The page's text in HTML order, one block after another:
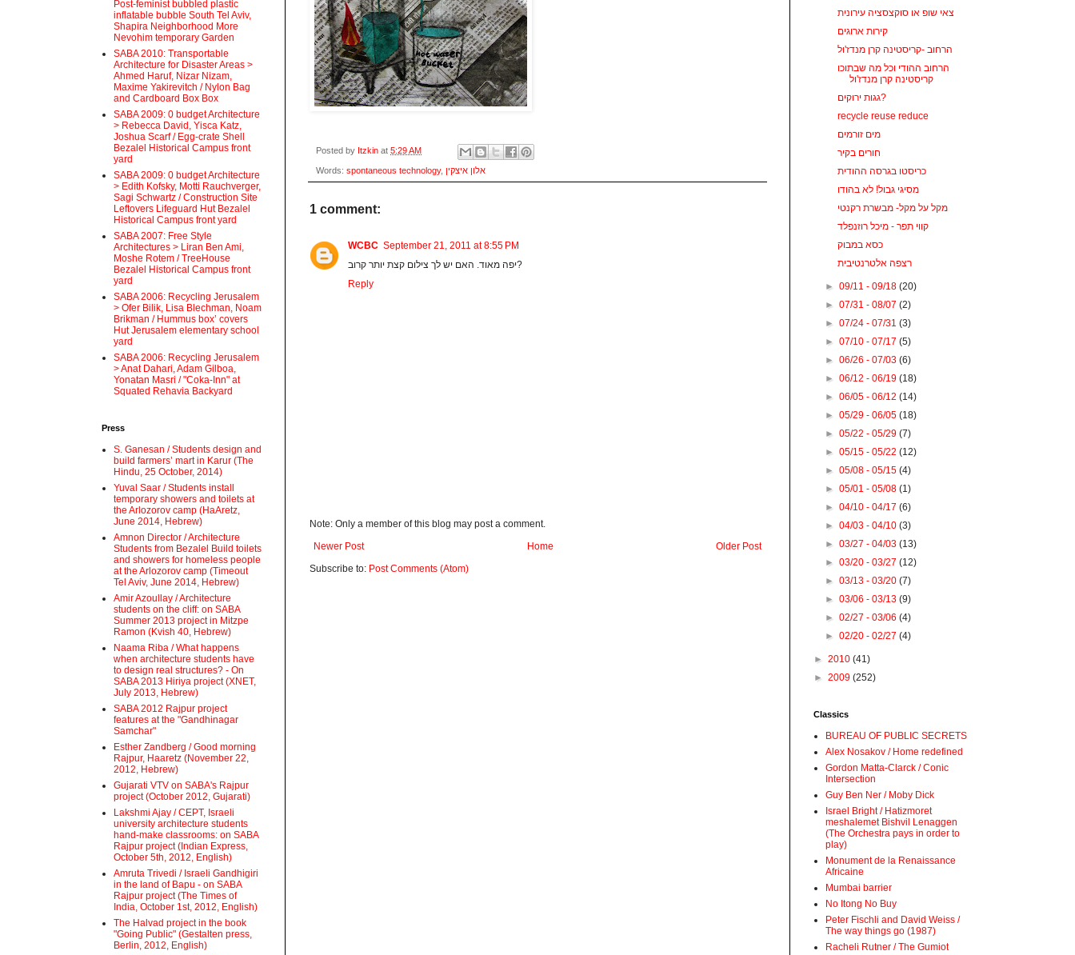
Posted by Itzkin at 5:29 AM
Words: spontaneous technology, אלון איצקין
1 comment:
WCBC September 21, 2011 at 8:55 PM
יפה מאוד. האם יש לך צילום קצת יותר קרוב?
Reply
Note: Only a member of this blog may post a comment.
Newer Post
Older Post
Home
Subscribe to: Post Comments (Atom)
Post-feminist bubbled plastic
inflatable bubble South Tel Aviv,
Shapira Neighborhood More
Nevohim temporary Garden
SABA 2010: Transportable
Architecture for Disaster Areas >
Ahmed Haruf, Nizar Nizam,
Maxime Yakirevitch / Nylon Bag
and Cardboard Box Box
SABA 2009: 0 budget Architecture
> Rebecca David, Yisca Katz,
Joshua Scarf / Egg-crate Shell
Bezalel Historical Campus front
yard
SABA 2009: 0 budget Architecture
> Edith Kofsky, Motti Rauchverger,
Sagi Schwartz / Construction Site
Leftovers Lifeguard Hut Bezalel
Historical Campus front yard
SABA 2007: Free Style
Architectures > Liran Ben Ami,
Moshe Rotem / TreeHouse
Bezalel Historical Campus front
yard
SABA 2006: Recycling Jerusalem
> Ofer Bilik, Lisa Blechman, Noam
Brikman / Hummus box’ covers
Hut Jerusalem elementary school
yard
SABA 2006: Recycling Jerusalem
> Anat Dahari, Adam Gilboa,
Yonatan Masri / "Coka-Inn" at
Squated Rehavia Backyard
Press
S. Ganesan / Students design and
build farmers’ mart in Karur (The
Hindu, 25 October, 2014)
Yuval Saar / Students install
temporary showers and toilets at
the Arlozorov camp (HaAretz,
June 2014, Hebrew)
Amnon Director / Architecture
Students from Bezalel Build toilets
and showers for homeless people
at the Arlozorov camp (Timeout
Tel Aviv, June 2014, Hebrew)
Amir Azoullay / Architecture
students on the cliff: on SABA
Summer 2013 project in Mitzpe
Ramon (Kvish 40, Hebrew)
Naama Riba / What happens
when architecture students have
to design real structures? - On
SABA 2013 Hiriya project (XNET,
July 2013, Hebrew)
SABA 2012 Rajpur project
features at the "Gandhinagar
Samchar"
Esther Zandberg / Good morning
Rajpur, Haaretz (November 22,
2012, Hebrew)
Gujarati VTV on SABA's Rajpur
project (October 2012, Gujarati)
Lakshmi Ajay / CEPT, Israeli
university architecture students
hand-make classrooms: on SABA
Rajpur project (Indian Express,
October 5th, 2012, English)
Amruta Trivedi / Israeli Gandhigiri
in the land of Bapu - on SABA
Rajpur project (The Times of
India, October 1st, 2012, English)
The Halvad project in the book
"Going Public" (Gestalten press,
Berlin, 2012, English)
צאי שופ או סוקצסציה עירונית
קירות ארוגים
הרחוב -קריסטינה קרן מנדז'ול
הרחוב ההודי וכל מה שבתוכו
קריסטינה קרן מנדז'ול
גגות ירוקים?
recycle reuse reduce
מים זורמים
חורים בקיר
כריסטו בגרסה ההודית
מסיגי גבול! לא בהודו
מקל על מקל- מבשרת רקנטי
קווי תפר - מיכל רוזנפלד
כסא במבוק
רצפה אלטרנטיבית
►09/11 - 09/18(20)
►07/31 - 08/07(2)
►07/24 - 07/31(3)
►07/10 - 07/17(5)
►06/26 - 07/03(6)
►06/12 - 06/19(18)
►06/05 - 06/12(14)
►05/29 - 06/05(18)
►05/22 - 05/29(7)
►05/15 - 05/22(12)
►05/08 - 05/15(4)
►05/01 - 05/08(1)
►04/10 - 04/17(6)
►04/03 - 04/10(3)
►03/27 - 04/03(13)
►03/20 - 03/27(12)
►03/13 - 03/20(7)
►03/06 - 03/13(9)
►02/27 - 03/06(4)
►02/20 - 02/27(4)
► 2010 (41)
► 2009 (252)
Classics
BUREAU OF PUBLIC SECRETS
Alex Nosakov / Home redefined
Gordon Matta-Clarck / Conic
Intersection
Guy Ben Ner / Moby Dick
Israel Bright / Hatizmoret
meshalemet Bishvil Lenaggen
(The Orchestra pays in order to
play)
Monument de la Renaissance
Africaine
Mumbai barrier
No Itong No Buy
Peter Fischli and David Weiss /
The way things go (1987)
Racheli Rutner / The Gumiot